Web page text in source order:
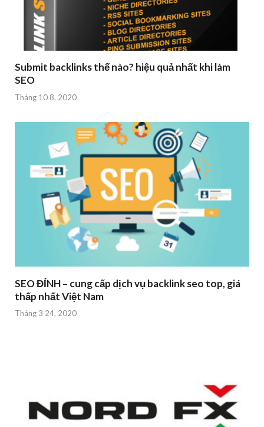
Submit backlinks thế nào? hiệu quả nhất khi làm
SEO
Tháng 10 8, 2020
SEO ĐỈNH – cung cấp dịch vụ backlink seo top, giá
thấp nhất Việt Nam
Tháng 3 24, 2020